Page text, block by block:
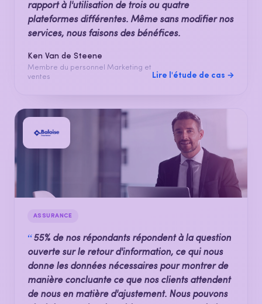
rapport à l'utilisation de trois ou quatre
plateformes différentes. Même sans modifier nos
services, nous faisons des bénéfices.
Ken Van de Steene
Membre du personnel Marketing et
ventes
Lire l'étude de cas →
ASSURANCE
“55% de nos répondants répondent à la question
ouverte sur le retour d'information, ce qui nous
donne les données nécessaires pour montrer de
manière concluante ce que nos clients attendent
de nous en matière d'ajustement. Nous pouvons